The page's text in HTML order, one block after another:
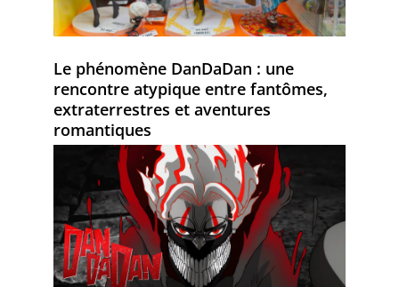
Le phénomène DanDaDan : une
rencontre atypique entre fantômes,
extraterrestres et aventures
romantiques